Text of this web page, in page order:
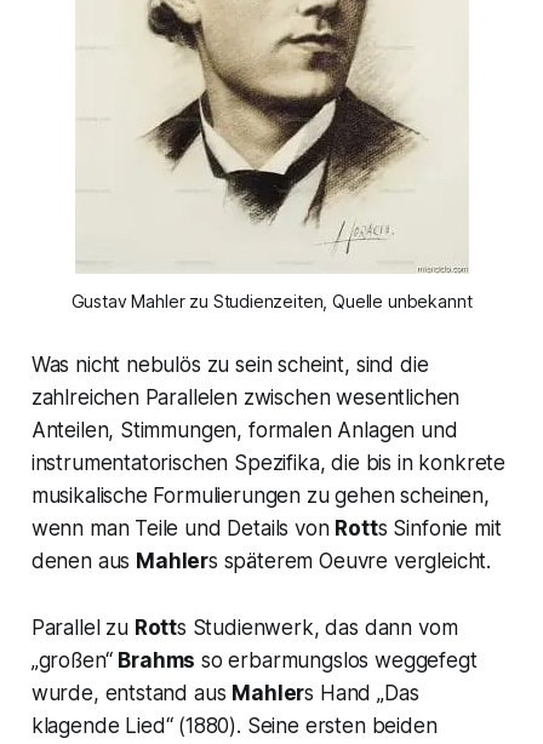
Gustav Mahler zu Studienzeiten, Quelle unbekannt
Was nicht nebulös zu sein scheint, sind die
zahlreichen Parallelen zwischen wesentlichen
Anteilen, Stimmungen, formalen Anlagen und
instrumentatorischen Spezifika, die bis in konkrete
musikalische Formulierungen zu gehen scheinen,
wenn man Teile und Details von Rotts Sinfonie mit
denen aus Mahlers späterem Oeuvre vergleicht.
Parallel zu Rotts Studienwerk, das dann vom
„großen“ Brahms so erbarmungslos weggefegt
wurde, entstand aus Mahlers Hand „Das
klagende Lied“ (1880). Seine ersten beiden